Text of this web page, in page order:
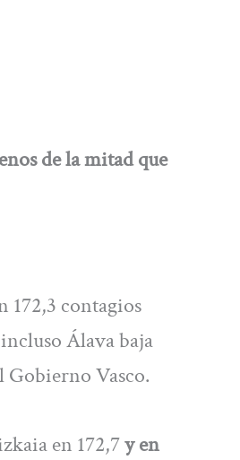
de la mitad que
172,3 contagios
Álava baja
Gobierno Vasco.
en 172,7y en